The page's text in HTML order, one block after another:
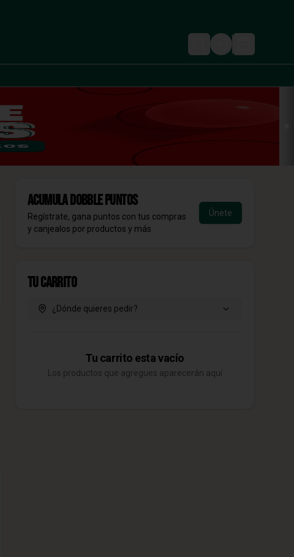
Login
AcumulaDOBBLE Puntos
Regístrate, gana puntos con tus compras
y canjealos por productos y más
Únete
Tu Carrito
¿Dónde quieres pedir?
Tu carrito esta vacío
Los productos que agregues aparecerán aquí